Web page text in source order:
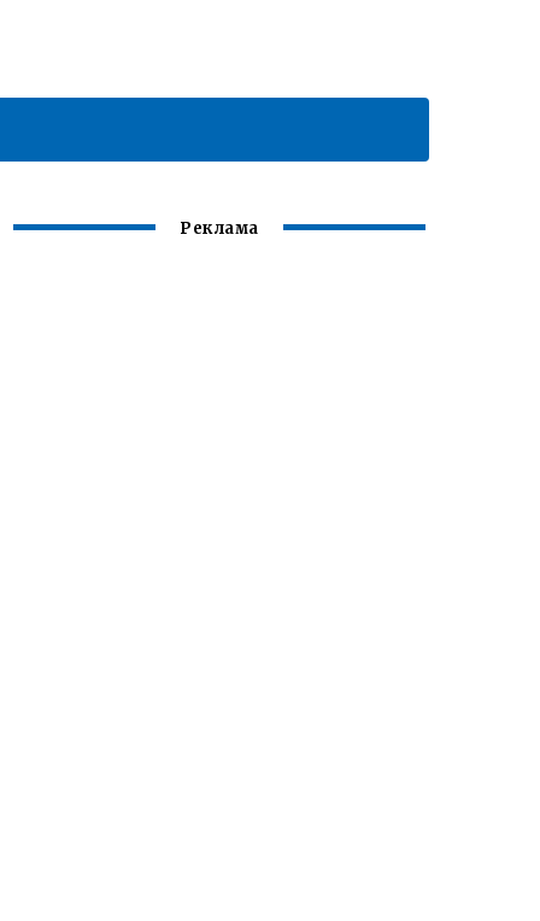
Реклама